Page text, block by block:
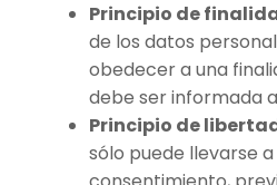
Principio de
de los datos
obedecer a una
debe ser informada
Principio de
sólo puede llevarse